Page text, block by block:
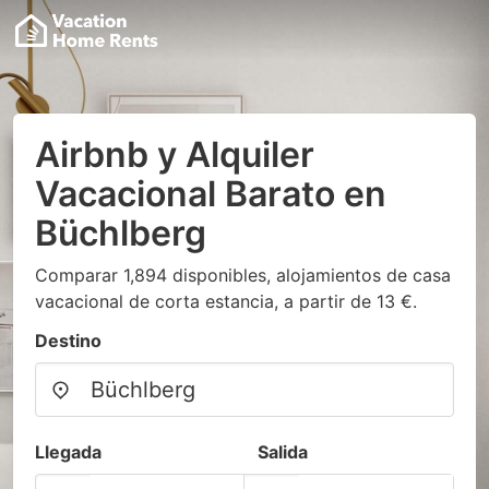
Airbnb y Alquiler
Vacacional Barato en
Büchlberg
Comparar 1,894 disponibles, alojamientos de casa
vacacional de corta estancia, a partir de 13 €.
Destino
Llegada Salida